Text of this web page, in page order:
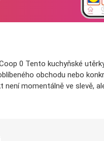
0 Tento kuchyňské
obchodu nebo
momentálně ve slevě,